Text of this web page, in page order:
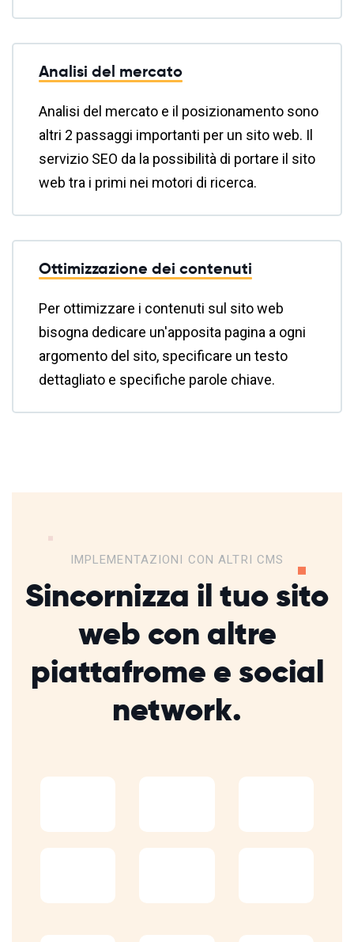
Analisi del mercato
Analisi del mercato e il posizionamento sono
altri 2 passaggi importanti per un sito web. Il
servizio SEO da la possibilità di portare il sito
web tra i primi nei motori di ricerca.
Ottimizzazione dei contenuti
Per ottimizzare i contenuti sul sito web
bisogna dedicare un'apposita pagina a ogni
argomento del sito, specificare un testo
dettagliato e specifiche parole chiave.
IMPLEMENTAZIONI CON ALTRI CMS
Sincornizza il tuo sito
web con altre
piattafrome e social
network.